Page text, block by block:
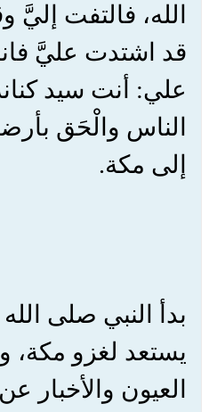
الله، فالتفت إليَّ
قد اشتدت عليَّ
علي: أنت سيد
الناس والْحَق
إلى مكة.
بدأ النبي صلى
يستعد لغزو مكة،
العيون